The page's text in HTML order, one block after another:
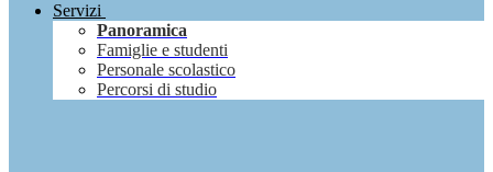
Servizi
Panoramica
Famiglie e studenti
Personale scolastico
Percorsi di studio